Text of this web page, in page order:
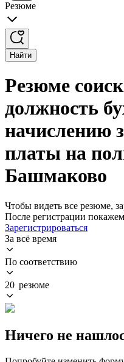
Резюме
Найти
Резюме
должность
начислению
платы на
Башмаково
Чтобы видеть все резюме,
После регистрации
Зарегистрироваться
За всё время
По соответствию
20 резюме
Ничего не